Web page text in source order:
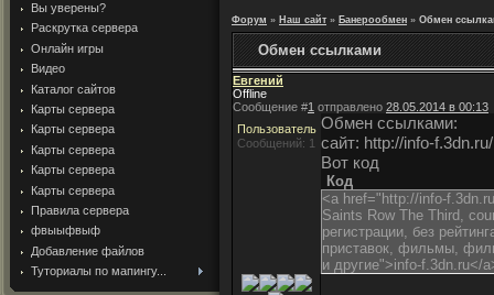
Вы уверены?
Раскрутка сервера
Онлайн игры
Видео
Каталог сайтов
Карты сервера
Карты сервера
Карты сервера
Карты сервера
Карты сервера
Правила сервера
фвыыфвыф
Добавление файлов
Туториалы по мапингу...
Форум » Наш сайт » Банерообмен » Обмен
Обмен ссылками
Евгений
Offline
Сообщение #1 отправлено 28.05.2014 в 00:13
Пользователь
Сообщений: 1
Обмен ссылками:
сайт: http://info-f.3dn.ru/
Вот код
Код
<a href="http://info-
Saints Row The Third,
регистрации, без
приставок, фильмы,
и другие">info-f.3dn.ru</